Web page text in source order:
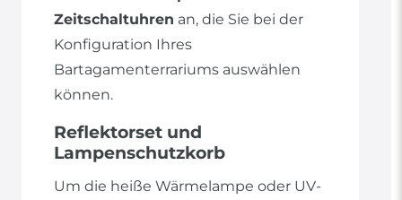
Zeitschaltuhren an, die Sie bei der
Konfiguration Ihres
Bartagamenterrariums auswählen
können.
Reflektorset und
Lampenschutzkorb
Um die heiße Wärmelampe oder UV-